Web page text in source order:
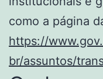
como a página
https://
br/assuntos/